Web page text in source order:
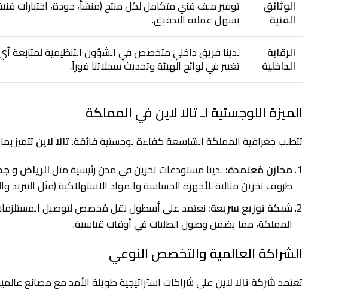
الوثائق
الفنية
توفير ملف فني متكامل لكل منتج (منشأ، جودة، اختبارات
يسهل عملية التدقيق.
الرقابة
الداخلية
لدينا فريق داخلي متخصص في الشؤون التنظيمية لمتابعة
تغيير في لوائح الهيئة وتحديث سجلاتنا فوراً.
الميزة اللوجستية لـ تالا لاين في المملكة
تتطلب جغرافية المملكة الشاسعة كفاءة لوجستية فائقة.تالا لاينتتميز
مخازن مُعتمدة:لدينا مستودعات تخزين في مدن رئيسية مثلالرياضو
ظروف تخزين مثالية للأجهزة الحساسة والمواد الاستهلاكية (مثل التبريد
شبكة توزيع سريعة:نعتمد على أسطول نقل مُخصص لتوصيل
المملكة، مما يضمن وصول الطلبات في أوقات قياسية.
الشراكة العالمية والتخصص النوعي
تعتمدشركة تالا لاينعلى شراكات استراتيجية طويلة الأمد مع مصانع